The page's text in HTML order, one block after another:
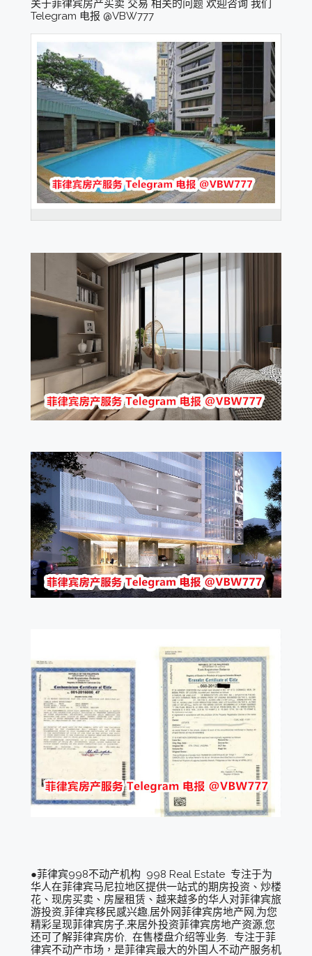
关于菲律宾房产买卖 交易 相关的问题 欢迎咨询 我们
Telegram 电报 @VBW777
●菲律宾998不动产机构 998 Real Estate 专注于为
华人在菲律宾马尼拉地区提供一站式的期房投资、炒楼
花、现房买卖、房屋租赁、越来越多的华人对菲律宾旅
游投资,菲律宾移民感兴趣,居外网菲律宾房地产网,为您
精彩呈现菲律宾房子,来居外投资菲律宾房地产资源,您
还可了解菲律宾房价, 在售楼盘介绍等业务. 专注于菲
律宾不动产市场，是菲律宾最大的外国人不动产服务机